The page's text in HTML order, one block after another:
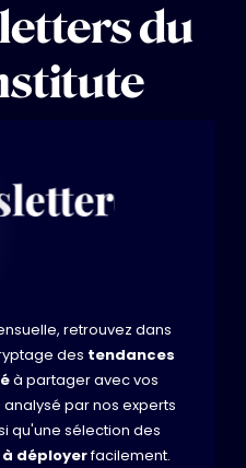
du
retrouvez dans
des tendances
à partager avec vos
par nos experts
qu'une sélection des
déployerfacilement.